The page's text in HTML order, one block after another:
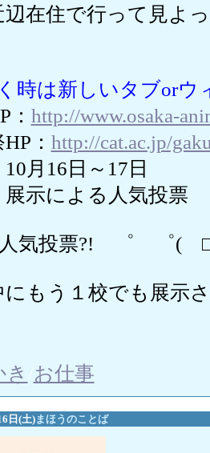
辺在住で行って見よ
く時は新しいタブor
： http://www.osaka-
： http://cat.ac.jp/
月16日～17日
展示による人気投票
人気投票?! ゜ ゜(
にもう１校でも展示
き /お仕事
日(土)まほうのことば